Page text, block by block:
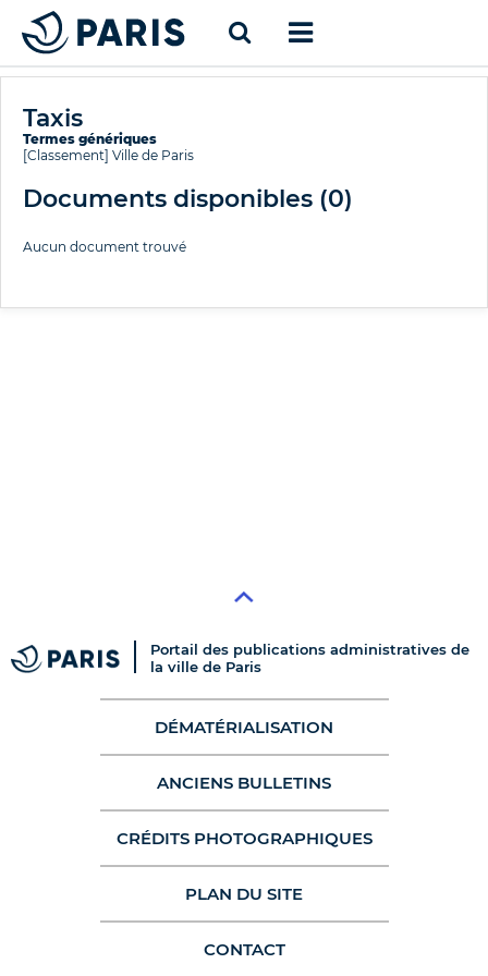
Taxis
Termes génériques
[Classement] Ville de Paris
Documents disponibles (0)
Aucun document trouvé
Portail des publications administratives de
la ville de Paris
DÉMATÉRIALISATION
ANCIENS BULLETINS
CRÉDITS PHOTOGRAPHIQUES
PLAN DU SITE
CONTACT